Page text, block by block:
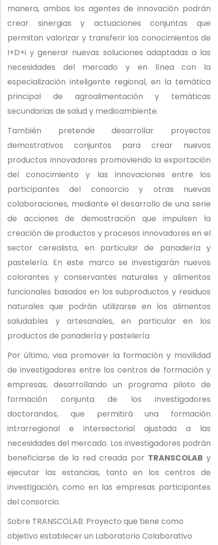
manera, ambos los agentes de innovación podrán
crear sinergias y actuaciones conjuntas que
permitan valorizar y transferir los conocimientos de
I+D+i y generar nuevas soluciones adaptadas a las
necesidades del mercado y en línea con la
especialización inteligente regional, en la temática
principal de agroalimentación y temáticas
secundarias de salud y medioambiente.
También pretende desarrollar proyectos
demostrativos conjuntos para crear nuevos
productos innovadores promoviendo la exportación
del conocimiento y las innovaciones entre los
participantes del consorcio y otras nuevas
colaboraciones, mediante el desarrollo de una serie
de acciones de demostración que impulsen la
creación de productos y procesos innovadores en el
sector cerealista, en particular de panadería y
pastelería. En este marco se investigarán nuevos
colorantes y conservantes naturales y alimentos
funcionales basados en los subproductos y residuos
naturales que podrán utilizarse en los alimentos
saludables y artesanales, en particular en los
productos de panadería y pastelería.
Por último, visa promover la formación y movilidad
de investigadores entre los centros de formación y
empresas, desarrollando un programa piloto de
formación conjunta de los investigadores
doctorandos, que permitirá una formación
intrarregional e intersectorial ajustada a las
necesidades del mercado. Los investigadores podrán
beneficiarse de la red creada por TRANSCOLABy
ejecutar las estancias, tanto en los centros de
investigación, como en las empresas participantes
del consorcio.
Sobre TRANSCOLAB: Proyecto que tiene como
objetivo establecer un Laboratorio Colaborativo